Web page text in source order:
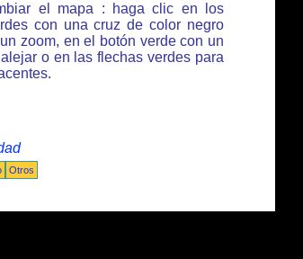
el mapa : haga clic en los
con una cruz de color negro
zoom, en el botón verde con un
o en las flechas verdes para
Otros